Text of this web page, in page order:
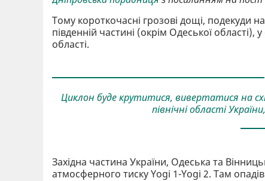
Тому короткочасні грозові дощі, подекуди
південній частині (окрім Одеської
області.
Циклон буде крутитися, вивертатися на
північні області
Західна частина України, Одеська та
атмосферного тиску Yogi 1-Yogi 2. Там опадів